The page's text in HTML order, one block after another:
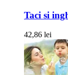
Taci si
42,86 lei